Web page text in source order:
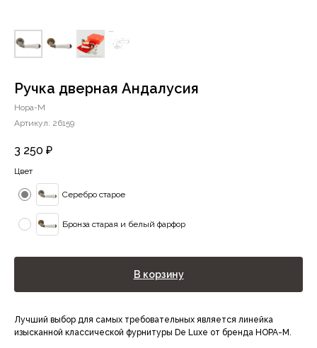
Ручка дверная Андалусия
Нора-М
Артикул: 26159
3 250 ₽
Цвет
Серебро старое
Бронза старая и белый фарфор
В корзину
Лучший выбор для самых требовательных является линейка
изысканной классической фурнитуры De Luxe от бренда НОРА-М.